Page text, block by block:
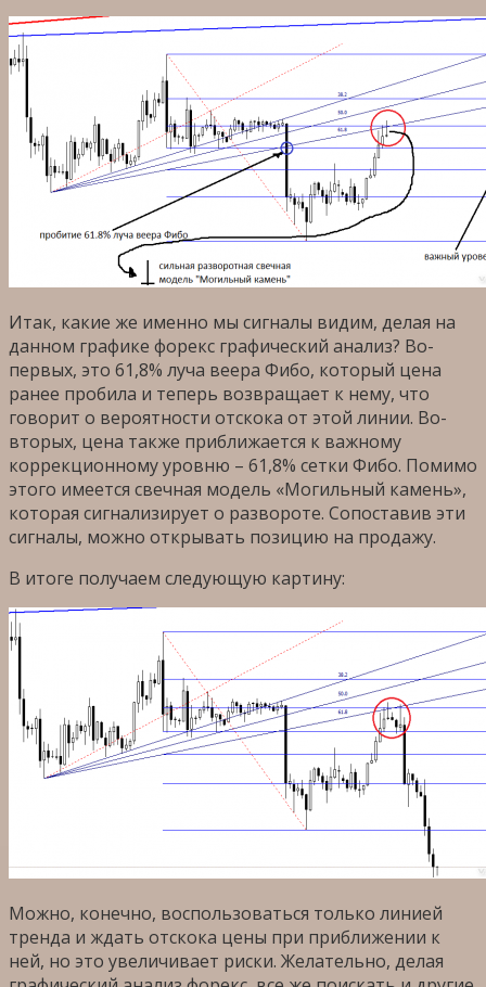
Итак, какие же именно мы сигналы видим, делая на
данном графике форекс графический анализ? Во-
первых, это 61,8% луча веера Фибо, который цена
ранее пробила и теперь возвращает к нему, что
говорит о вероятности отскока от этой линии. Во-
вторых, цена также приближается к важному
коррекционному уровню – 61,8% сетки Фибо. Помимо
этого имеется свечная модель «Могильный камень»,
которая сигнализирует о развороте. Сопоставив эти
сигналы, можно открывать позицию на продажу.
В итоге получаем следующую картину:
Можно, конечно, воспользоваться только линией
тренда и ждать отскока цены при приближении к
ней, но это увеличивает риски. Желательно, делая